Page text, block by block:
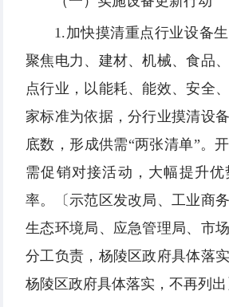
1.加快摸清重点行业设备生
聚焦电力、建材、机械、食品
点行业，以能耗、能效、安全
家标准为依据，分行业摸清设
底数，形成供需“两张清单”。
需促销对接活动，大幅提升
率。〔示范区发改局、工业商
生态环境局、应急管理局、市
分工负责，杨陵区政府具体落
杨陵区政府具体落实，不再列出